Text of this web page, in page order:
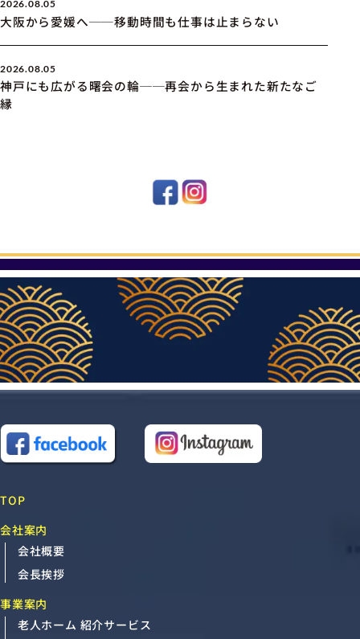
2026.08.05
大阪から愛媛へ──移動時間も仕事は止まらない
2026.08.05
神戸にも広がる曙会の輪──再会から生まれた新たなご
縁
TOP
会社案内
会社概要
会長挨拶
事業案内
老人ホーム 紹介サービス